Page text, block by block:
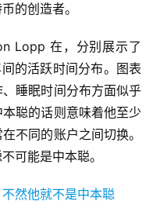
的创造者。
Lopp 在，分别展示了
的活跃时间分布。图表
睡眠时间分布方面似乎
聪的话则意味着他至少
不同的账户之间切换。
可能是中本聪。